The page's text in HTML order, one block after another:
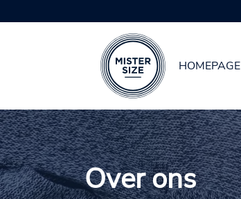
Spring naar hoofd-inhoud
HOMEPAGE
Over ons